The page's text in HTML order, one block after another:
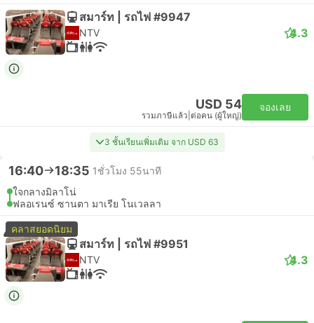
สมาร์ท | รถไฟ #9947
NTV 4.3
USD 54
รวมภาษีแล้ว ต่อคน (ผู้ใหญ่)
จองเลย
3 ชั้นเรียนเพิ่มเติม จาก USD 63
16:40 18:35 1ชั่วโมง 55นาที
ใจกลางมิลาโน่
ฟลอเรนซ์ ซานตา มาเรีย โนเวลลา
คลาสยอดนิยม
สมาร์ท | รถไฟ #9951
NTV 4.3